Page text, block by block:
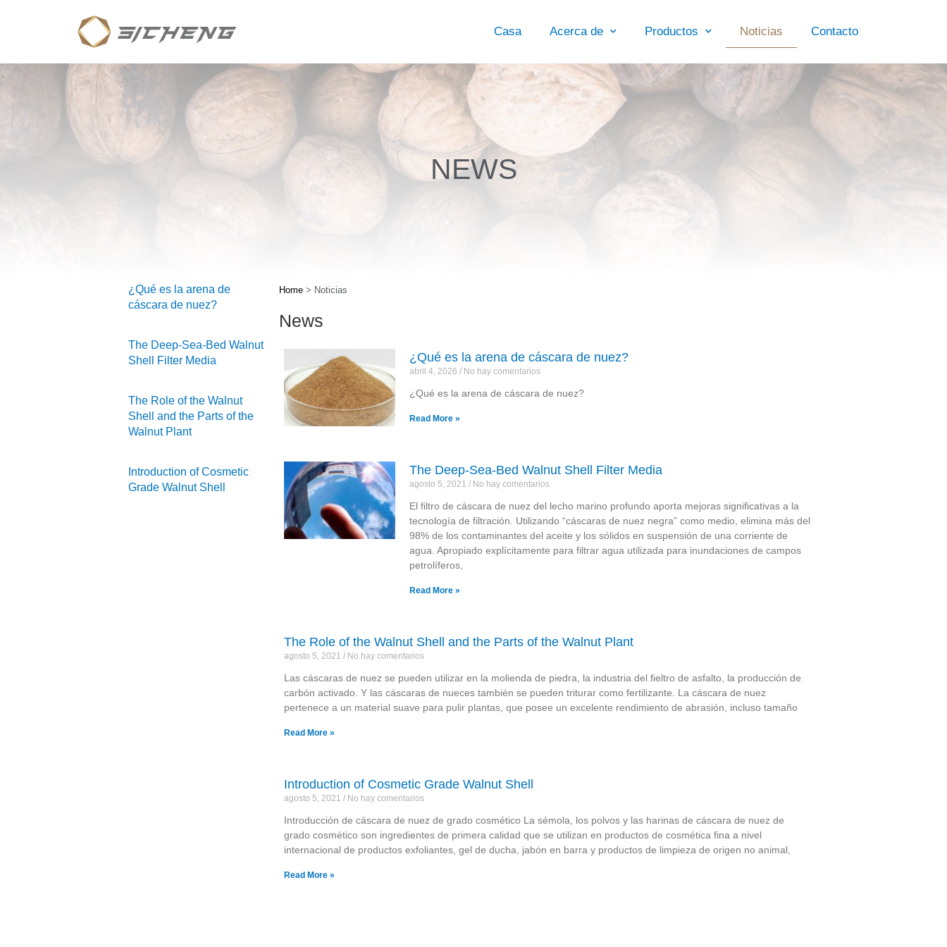
Casa Acerca de Productos Noticias Contacto
NEWS
¿Qué es la arena de
cáscara de nuez?
The Deep-Sea-Bed Walnut
Shell Filter Media
The Role of the Walnut
Shell and the Parts of the
Walnut Plant
Introduction of Cosmetic
Grade Walnut Shell
Home > Noticias
News
¿Qué es la arena de cáscara de nuez?
abril 4, 2026 No hay comentarios
¿Qué es la arena de cáscara de nuez?
Read More »
The Deep-Sea-Bed Walnut Shell Filter Media
agosto 5, 2021 No hay comentarios
El filtro de cáscara de nuez del lecho marino profundo aporta mejoras significativas a la
tecnología de filtración. Utilizando “cáscaras de nuez negra” como medio, elimina más del
98% de los contaminantes del aceite y los sólidos en suspensión de una corriente de
agua. Apropiado explícitamente para filtrar agua utilizada para inundaciones de campos
petrolíferos,
Read More »
The Role of the Walnut Shell and the Parts of the Walnut Plant
agosto 5, 2021 No hay comentarios
Las cáscaras de nuez se pueden utilizar en la molienda de piedra, la industria del fieltro de asfalto, la producción de
carbón activado. Y las cáscaras de nueces también se pueden triturar como fertilizante. La cáscara de nuez
pertenece a un material suave para pulir plantas, que posee un excelente rendimiento de abrasión, incluso tamaño
Read More »
Introduction of Cosmetic Grade Walnut Shell
agosto 5, 2021 No hay comentarios
Introducción de cáscara de nuez de grado cosmético La sémola, los polvos y las harinas de cáscara de nuez de
grado cosmético son ingredientes de primera calidad que se utilizan en productos de cosmética fina a nivel
internacional de productos exfoliantes, gel de ducha, jabón en barra y productos de limpieza de origen no animal,
Read More »